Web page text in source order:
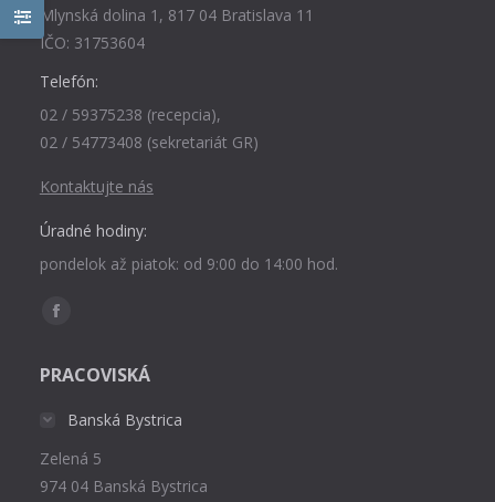
Mlynská dolina 1, 817 04 Bratislava 11
IČO: 31753604
Telefón:
02 / 59375238 (recepcia),
02 / 54773408 (sekretariát GR)
Kontaktujte nás
Úradné hodiny:
pondelok až piatok: od 9:00 do 14:00 hod.
Find us on:
Facebook
opens
window
PRACOVISKÁ
Banská Bystrica
Zelená 5
974 04 Banská Bystrica